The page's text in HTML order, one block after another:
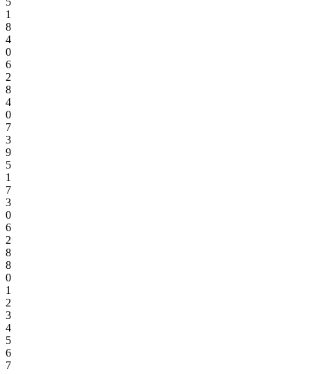
1
8
4
0
6
2
8
4
0
7
3
9
5
1
7
3
0
6
2
8
8
0
1
2
3
4
5
6
7